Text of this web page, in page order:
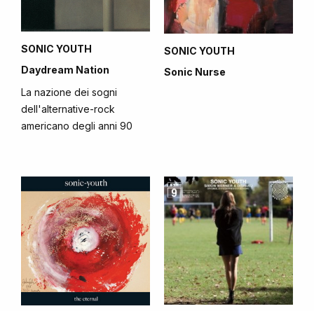
SONIC YOUTH
Daydream Nation
La nazione dei sogni
dell'alternative-rock
americano degli anni 90
SONIC YOUTH
Sonic Nurse